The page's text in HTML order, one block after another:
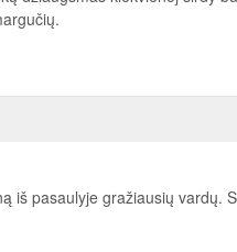
iš pasaulyje gražiausių vardų.